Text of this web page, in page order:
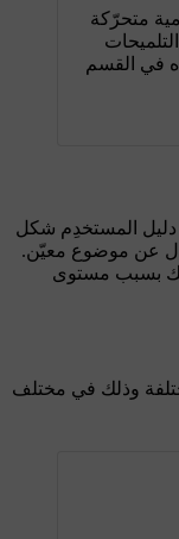
متحرّكة
في القسم
دليل المستخدِم شكل
عن موضوع معيّن.
بسبب مستوى
وذلك في مختلف